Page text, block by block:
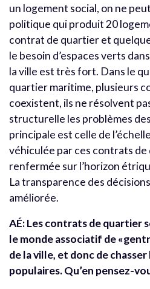
un logement social, on ne
politique qui produit 20
contrat de quartier et
le besoin d’espaces verts
la ville est très fort. Dans le
quartier maritime, plusieurs
coexistent, ils ne résolvent
structurelle les problèmes
principale est celle de
véhiculée par ces contrats
renfermée sur l’horizon
La transparence des
améliorée.
AÉ:Les contrats de quartier
le monde associatif de
de la ville, et donc de
populaires. Qu’en pensez-